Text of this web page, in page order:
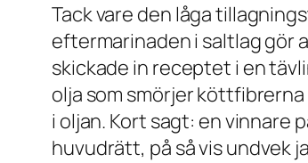
Tack vare den låga
eftermarinaden i saltlag gör
skickade in receptet i en
olja som smörjer
i oljan. Kort sagt: en vinnare
huvudrätt, på så vis undvek